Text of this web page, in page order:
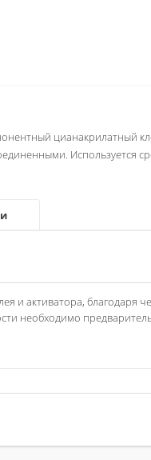
цианакрилатный
Используется
и активатора,
необходимо